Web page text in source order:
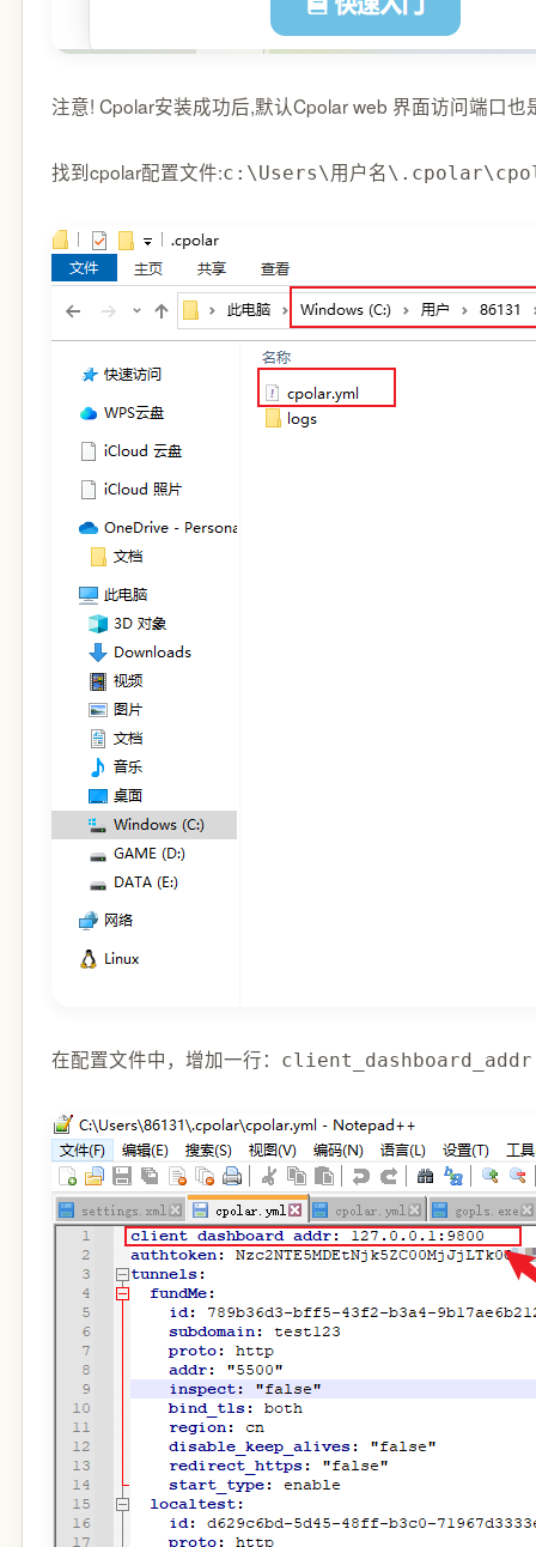
注意! Cpolar安装成功后,默认Cpolar web 界面访问端口
找到cpolar配置文件:c:\Users\用户名
在配置文件中，增加一行：